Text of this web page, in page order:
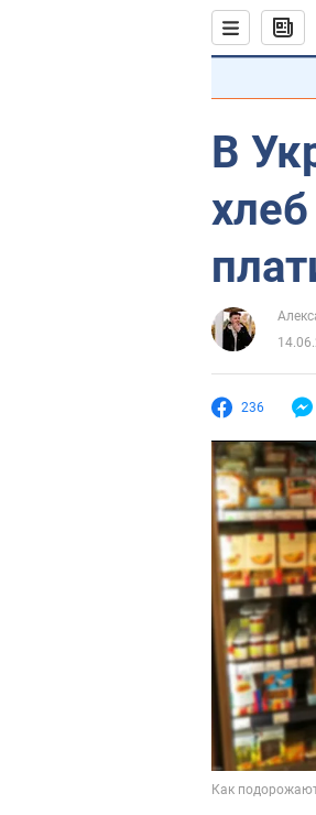
В
236